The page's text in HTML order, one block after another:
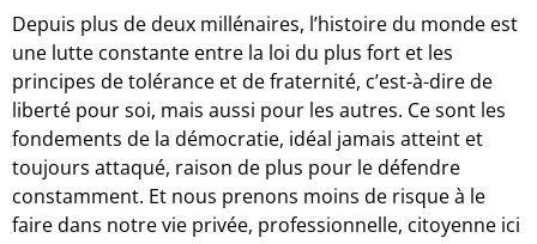
Depuis plus de deux millénaires, l’histoire du monde est
une lutte constante entre la loi du plus fort et les
principes de tolérance et de fraternité, c’est-à-dire de
liberté pour soi, mais aussi pour les autres. Ce sont les
fondements de la démocratie, idéal jamais atteint et
toujours attaqué, raison de plus pour le défendre
constamment. Et nous prenons moins de risque à le
faire dans notre vie privée, professionnelle, citoyenne ici